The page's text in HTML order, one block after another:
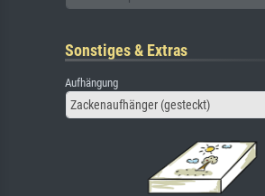
Sonstiges & Extras
Aufhängung
Zackenaufhänger (gesteckt)